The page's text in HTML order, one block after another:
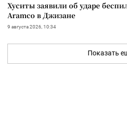
Хуситы заявили об ударе
Aramco в Джизане
9 августа 2026, 10:34
Показать